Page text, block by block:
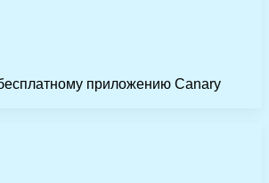
приложению Canary